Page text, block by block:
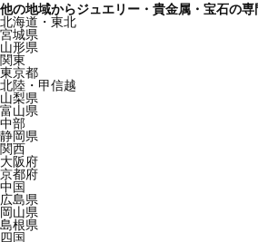
他の地域からジュエリー・貴金属・宝石の専
北海道・東北
宮城県
山形県
関東
東京都
北陸・甲信越
山梨県
富山県
中部
静岡県
関西
大阪府
京都府
中国
広島県
岡山県
島根県
四国